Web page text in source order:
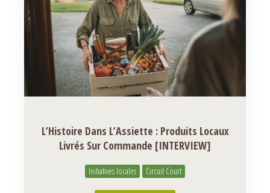
L’Histoire Dans L’Assiette : Produits Locaux
Livrés Sur Commande [INTERVIEW]
Initiatives locales Circuit Court